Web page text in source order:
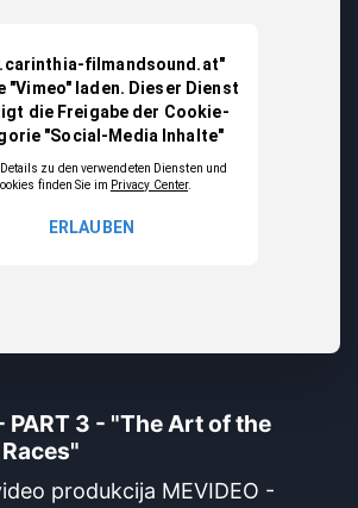
PART 3 - "The Art of the
produkcija MEVIDEO -